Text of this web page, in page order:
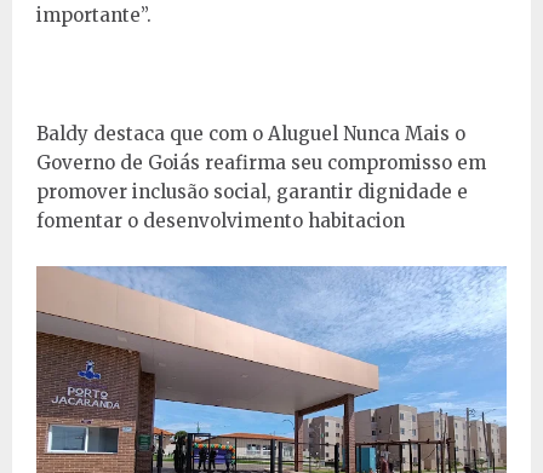
importante”.
Baldy destaca que com o Aluguel Nunca Mais o
Governo de Goiás reafirma seu compromisso em
promover inclusão social, garantir dignidade e
fomentar o desenvolvimento habitacion